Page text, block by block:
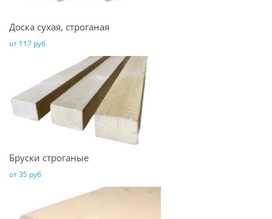
Доска сухая, строганая
от 117 руб
Бруски строганые
от 35 руб